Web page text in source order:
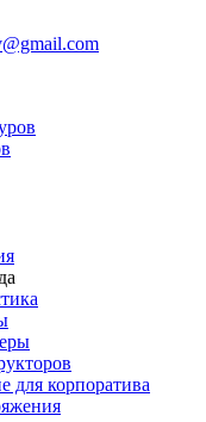
для корпоратива